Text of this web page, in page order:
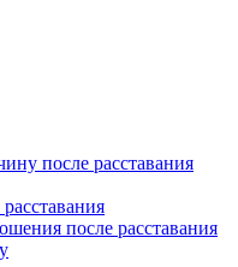
после расставания
после расставания